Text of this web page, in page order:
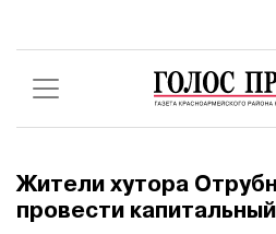
Жители хутора
провести